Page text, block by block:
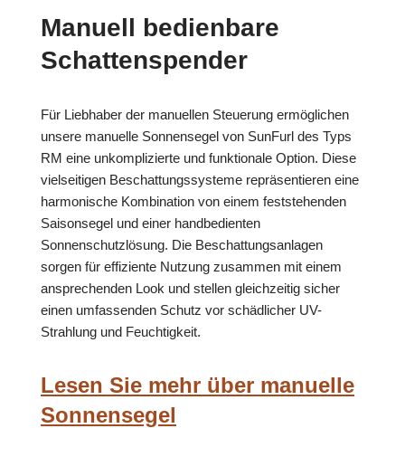
Manuell bedienbare
Schattenspender
Für Liebhaber der manuellen Steuerung ermöglichen
unsere manuelle Sonnensegel von SunFurl des Typs
RM eine unkomplizierte und funktionale Option. Diese
vielseitigen Beschattungssysteme repräsentieren eine
harmonische Kombination von einem feststehenden
Saisonsegel und einer handbedienten
Sonnenschutzlösung. Die Beschattungsanlagen
sorgen für effiziente Nutzung zusammen mit einem
ansprechenden Look und stellen gleichzeitig sicher
einen umfassenden Schutz vor schädlicher UV-
Strahlung und Feuchtigkeit.
Lesen Sie mehr über manuelle
Sonnensegel